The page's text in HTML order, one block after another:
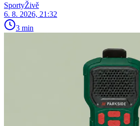
SportyŽivě
6. 8. 2026, 21:32
3 min